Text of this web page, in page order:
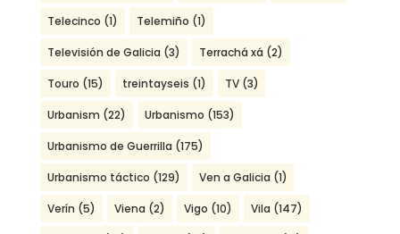
Telecinco (1) Telemiño (1)
Televisión de Galicia (3) Terrachá xá (2)
Touro (15) treintayseis (1) TV(3)
Urbanism (22) Urbanismo (153)
Urbanismo de Guerrilla (175)
Urbanismo táctico (129) Ven a Galicia (1)
Verín (5) Viena (2) Vigo (10) Vila (147)